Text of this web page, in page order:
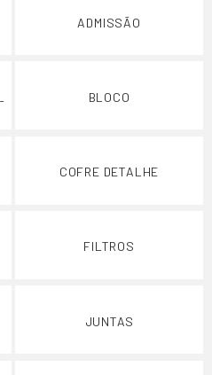
ADMISSÃO
BLOCO
COFRE DETALHE
FILTROS
JUNTAS